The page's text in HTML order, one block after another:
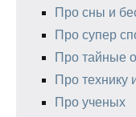
Про сны и
Про супер
Про тайные
Про технику
Про ученых